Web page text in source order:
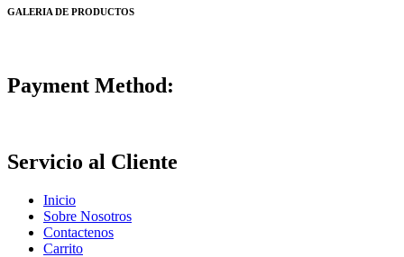
GALERIA DE PRODUCTOS
Payment Method:
Servicio al Cliente
Inicio
Sobre Nosotros
Contactenos
Carrito